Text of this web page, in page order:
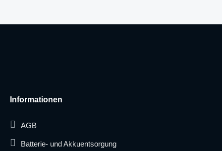
Informationen
AGB
Batterie- und Akkuentsorgung